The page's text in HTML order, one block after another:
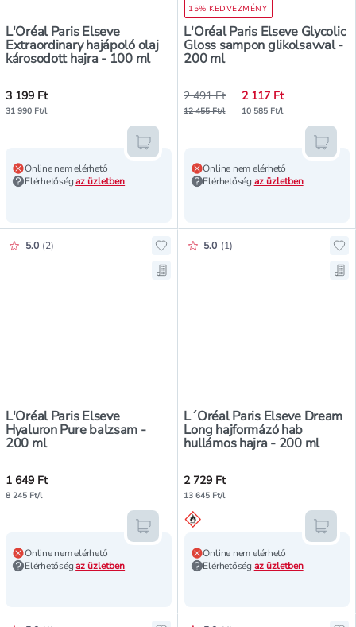
L'Oréal Paris Elseve
Extraordinary hajápoló olaj
károsodott hajra - 100 ml
3 199 Ft
31 990 Ft/l
Online nem elérhető
Elérhetőségaz üzletben
Kosárba teszem
15% KEDVEZMÉNY
L'Oréal Paris Elseve Glycolic
Gloss sampon glikolsavval -
200 ml
2 491 Ft
12 455 Ft/l
2 117 Ft
10 585 Ft/l
Online nem elérhető
Elérhetőség az üzletben
L'Oréal Paris Elseve
Hyaluron Pure balzsam -
200 ml
Értékelés pontszáma:
5.0 (2)
Hozzáadás a kedvencekhez,
Mentés a bevásárló listára,
1 649 Ft
8 245 Ft/l
Online nem elérhető
Elérhetőségaz üzletben
Kosárba teszem
L´Oréal Paris Elseve Dream
Long hajformázó hab
hullámos hajra - 200 ml
Értékelés pontszáma:
5.0 (1)
2 729 Ft
13 645 Ft/l
Online nem elérhető
Elérhetőség az üzletben